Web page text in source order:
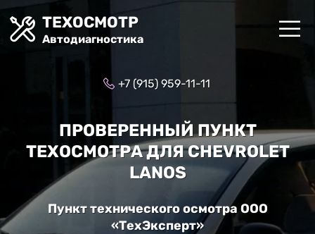
ТЕХОСМОТР
Автодиагностика
+7 (915) 959-11-11
ПРОВЕРЕННЫЙ ПУНКТ
ТЕХОСМОТРА ДЛЯ CHEVROLET
LANOS
Пункт технического осмотра ООО
«ТехЭксперт»